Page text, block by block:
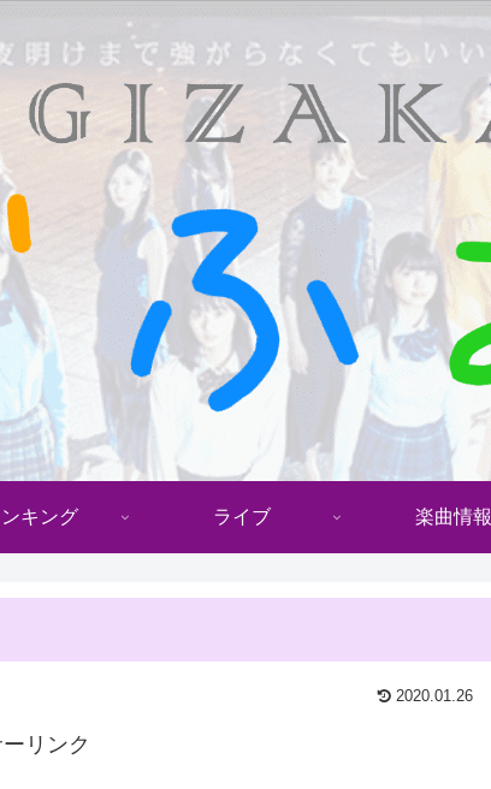
キング ライブ 楽曲情報
2020.01.26
リンク